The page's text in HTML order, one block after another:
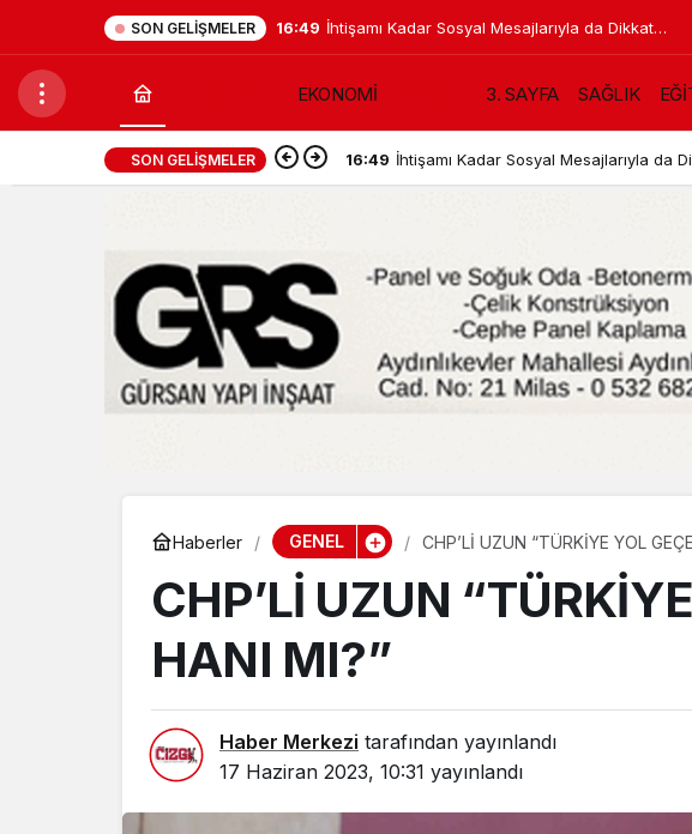
SON GELIŞMELER 16:36 Başkan Aras: “Milas’ın suyunu Bodrum’a taşımak
EKONOMİ 3. SAYFA SAĞLIK
SON GELIŞMELER 16:36 Başkan Aras: “Milas’ın suyunu
Haberler GENEL CHP’Lİ UZUN “TÜRKİYE YOL
CHP’Lİ UZUN
HANI MI?”
Haber Merkezi tarafından yayınlandı
17 Haziran 2023, 10:31 yayınlandı